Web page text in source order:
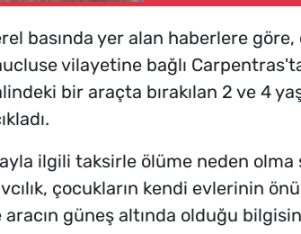
basında yer alan haberlere
vilayetine bağlı
bir araçta bırakılan 2 ve 4
ilgili taksirle ölüme neden
çocukların kendi evlerinin
aracın güneş altında olduğu